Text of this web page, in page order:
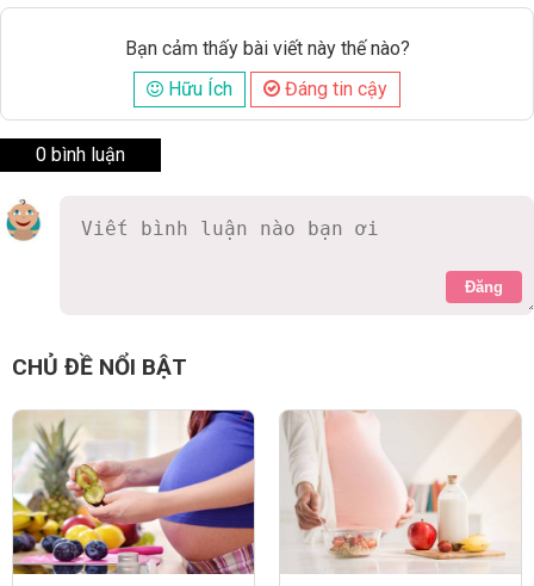
Bạn cảm thấy bài viết này thế nào?
Hữu Ích
Đáng tin cậy
0 bình luận
Đăng
CHỦ ĐỀ NỔI BẬT